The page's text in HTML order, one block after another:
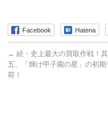
Facebook Hatena
← 続・史上最大の買取作戦！
五、「輝け甲子園の星」の初期
荷！